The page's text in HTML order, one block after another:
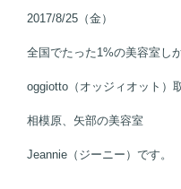
2017/8/25（金）
全国でたった1%の美容室し
oggiotto（オッジィオット）
相模原、矢部の美容室
Jeannie（ジーニー）です。